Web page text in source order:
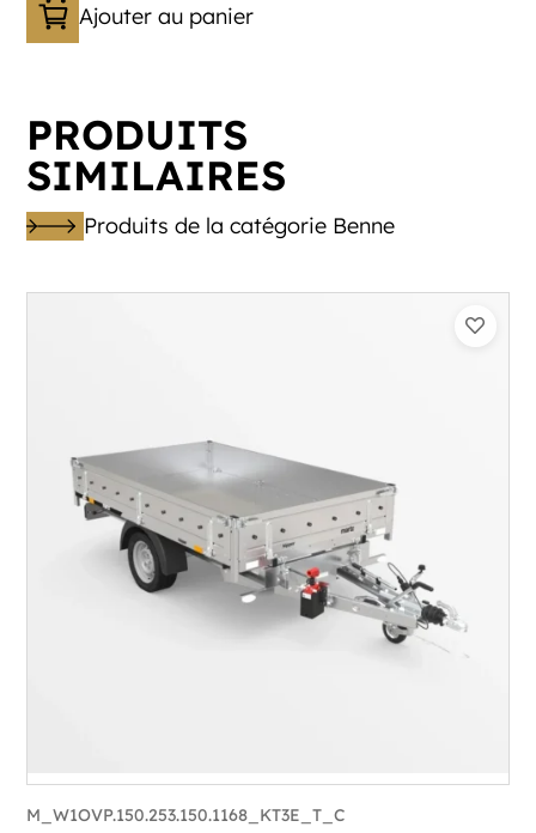
Ajouter au panier
PRODUITS
SIMILAIRES
Produits de la catégorie Benne
M_W1OVP.150.253.150.1168_KT3E_T_C